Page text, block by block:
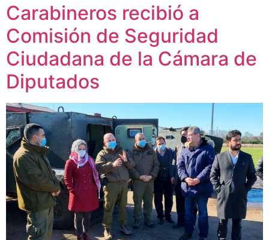
Carabineros recibió a
Comisión de Seguridad
Ciudadana de la Cámara de
Diputados